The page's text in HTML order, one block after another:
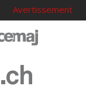
Avertissement
.ch